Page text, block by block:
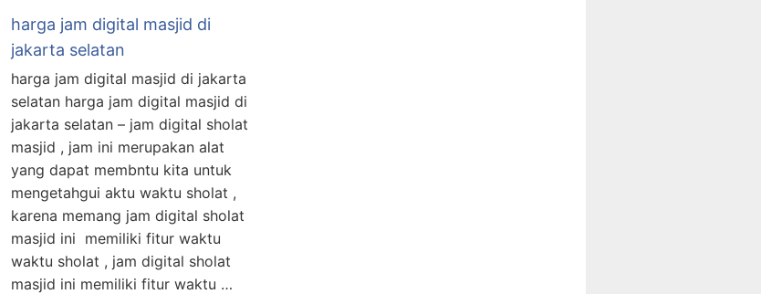
harga jam digital masjid di
jakarta selatan
harga jam digital masjid di jakarta
selatan harga jam digital masjid di
jakarta selatan – jam digital sholat
masjid , jam ini merupakan alat
yang dapat membntu kita untuk
mengetahgui aktu waktu sholat ,
karena memang jam digital sholat
masjid ini memiliki fitur waktu
waktu sholat , jam digital sholat
masjid ini memiliki fitur waktu …